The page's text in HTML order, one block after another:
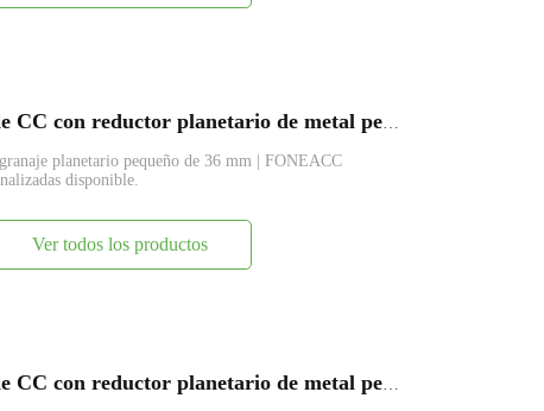
PG36-BL3657 Motor eléctrico de CC con reductor planetario de metal pequeño de 36 mm
planetario pequeño de 36 mm | FONEACC
disponible.
Ver todos los productos
PG36-BL3650 Motor eléctrico de CC con reductor planetario de metal pequeño de 36 mm